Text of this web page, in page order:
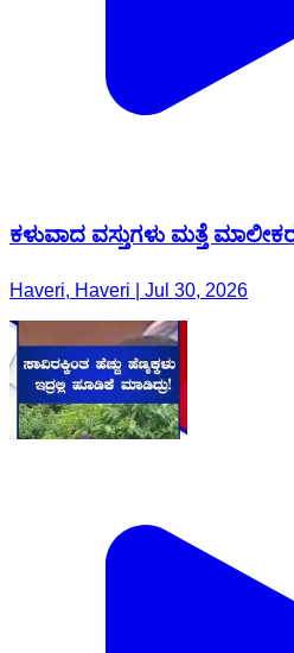
ಕಳುವಾದ ವಸ್ತುಗಳು ಮತ್ತೆ
Haveri, Haveri | Jul 30, 2026